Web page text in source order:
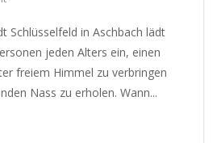
Schlüsselfeld in Aschbach lädt
jeden Alters ein, einen
freiem Himmel zu verbringen
Nass zu erholen. Wann...